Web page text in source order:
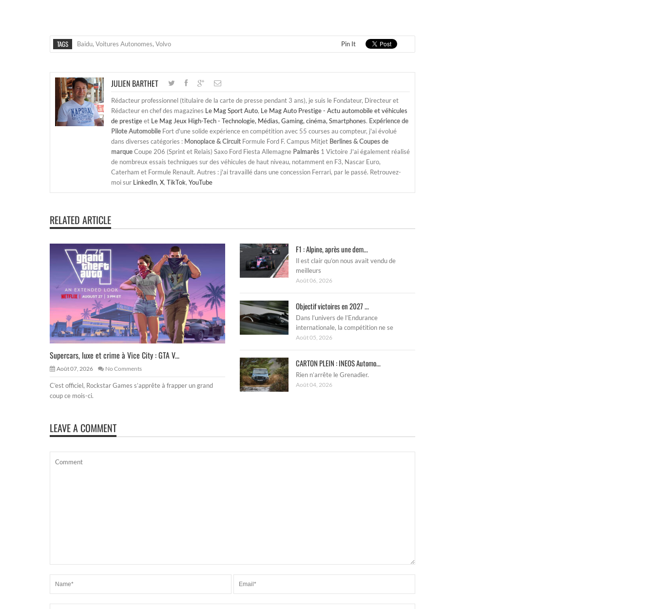
TAGS Baidu, Voitures Autonomes, Volvo Pin It
JULIEN BARTHET
Rédacteur professionnel (titulaire de la carte de presse pendant 3 ans), je suis le Fondateur, Directeur et
Rédacteur en chef des magazines Le Mag Sport Auto, Le Mag Auto Prestige - Actu automobile et véhicules
de prestigeet Le Mag Jeux High-Tech - Technologie, Médias, Gaming, cinéma, Smartphones. Expérience de
Pilote Automobile Fort d'une solide expérience en compétition avec 55 courses au compteur, j'ai évolué
dans diverses catégories : Monoplace & Circuit Formule Ford F. Campus Mitjet Berlines & Coupes de
marqueCoupe 206 (Sprint et Relais) Saxo Ford Fiesta Allemagne Palmarès 1 Victoire J'ai également réalisé
de nombreux essais techniques sur des véhicules de haut niveau, notamment en F3, Nascar Euro,
Caterham et Formule Renault. Autres : j'ai travaillé dans une concession Ferrari, par le passé. Retrouvez-
moi sur LinkedIn, X, TikTok, YouTube
RELATED ARTICLE
Supercars, luxe et crime à Vice City : GTA V...
Août 07, 2026 No Comments
C’est officiel, Rockstar Games s’apprête à frapper un grand
coup ce mois-ci.
F1 : Alpine, après une dem...
Il est clair qu’on nous avait vendu de
meilleurs
Août 06, 2026
Objectif victoires en 2027 ...
Dans l’univers de l’Endurance
internationale, la compétition ne se
Août 05, 2026
CARTON PLEIN : INEOS Automo...
Rien n’arrête le Grenadier.
Août 04, 2026
LEAVE A COMMENT